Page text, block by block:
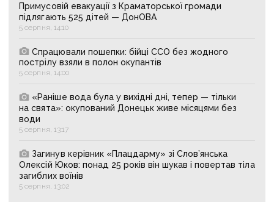
Примусовій евакуації з Краматорської громади
підлягають 525 дітей — ДонОВА
5 серпня, 14:10
Спрацювали пошепки: бійці ССО без жодного
пострілу взяли в полон окупантів
5 серпня, 14:00
«Раніше вода була у вихідні дні, тепер — тільки
на свята»: окупований Донецьк живе місяцями без
води
5 серпня, 13:17
Загинув керівник «Плацдарму» зі Слов’янська
Олексій Юков: понад 25 років він шукав і повертав тіла
загиблих воїнів
5 серпня, 13:02